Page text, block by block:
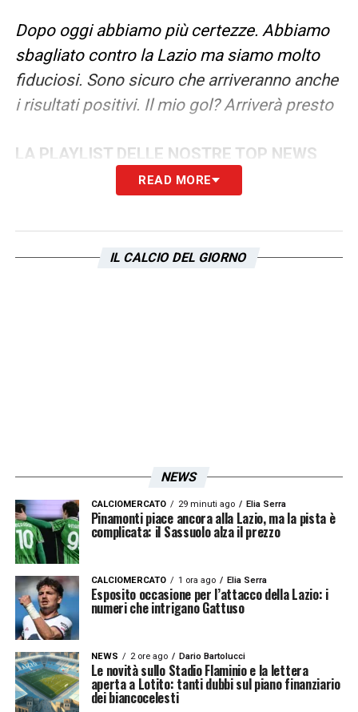
Dopo oggi abbiamo più certezze. Abbiamo
sbagliato contro la Lazio ma siamo molto
fiduciosi. Sono sicuro che arriveranno anche
i risultati positivi. Il mio gol? Arriverà presto
LA PLAYLIST DELLE NOSTRE TOP NEWS
READ MORE
IL CALCIO DEL GIORNO
NEWS
CALCIOMERCATO 29 minuti ago Elia Serra
Pinamonti piace ancora alla Lazio, ma la pista è
complicata: il Sassuolo alza il prezzo
CALCIOMERCATO 1 ora ago Elia Serra
Esposito occasione per l’attacco della Lazio: i
numeri che intrigano Gattuso
NEWS 2 ore ago Dario Bartolucci
Le novità sullo Stadio Flaminio e la lettera
aperta a Lotito: tanti dubbi sul piano finanziario
dei biancocelesti